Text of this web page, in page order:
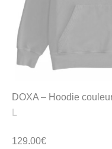
DOXA – Hoodie
129.00€